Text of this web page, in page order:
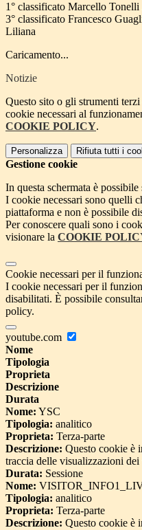
1° classificato Marcello
3° classificato Francesco
Liliana
Caricamento...
Notizie
Questo sito o gli strumenti
cookie necessari al
COOKIE POLICY.
Personalizza Rifiuta tutti i
Gestione cookie
In questa schermata è
I cookie necessari sono quelli
piattaforma e non è possibile
Per conoscere quali sono i
visionare la COOKIE
Cookie necessari per il
I cookie necessari per il
disabilitati. È possibile
policy.
youtube.com
Nome
Tipologia
Proprieta
Descrizione
Durata
Nome: YSC
Tipologia: analitico
Proprieta: Terza-parte
Descrizione: Questo cookie è
traccia delle visualizzazioni
Durata: Sessione
Nome:
Tipologia: analitico
Proprieta: Terza-parte
Descrizione: Questo cookie è